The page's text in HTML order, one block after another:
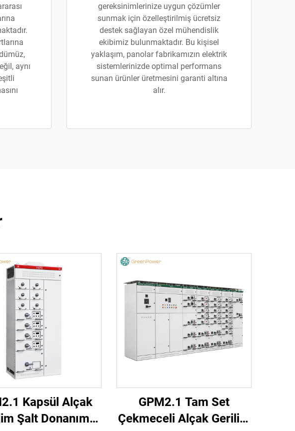
aynı
gereksinimlerinize uygun çözümler
sunmak için özelleştirilmiş ücretsiz
destek sağlayan özel mühendislik
ekibimiz bulunmaktadır. Bu kişisel
yaklaşım, panolar fabrikamızın elektrik
sistemlerinizde optimal performans
sunan ürünler üretmesini garanti altına
alır.
Kapsül Alçak
Şalt Donanımı
GPM2.1 Tam Set
Çekmeceli Alçak Gerilim